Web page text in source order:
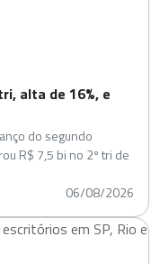
alta de 16%, e
do segundo
R$ 7,5 bi no 2º tri de
06/08/2026